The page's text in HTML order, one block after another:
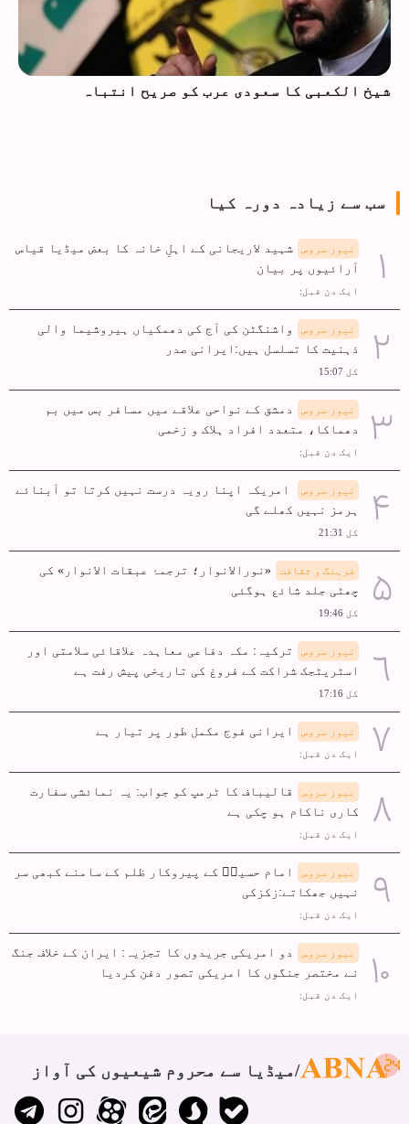
شیخ الکعبی کا سعودی عرب کو صریح انتباہ
سب سے زیادہ دورہ کیا
نیوز سروس
شہید لاریجانی کے اہلِ خانہ کا بعض میڈیا قیاس
آرائیوں پر بیان
ایک دن قبل:
نیوز سروس
واشنگٹن کی آج کی دھمکیاں ہیروشیما والی
ذہنیت کا تسلسل ہیں:ایرانی صدر
کل 15:07
نیوز سروس
دمشق کے نواحی علاقے میں مسافر بس میں بم
دھماکا، متعدد افراد ہلاک و زخمی
ایک دن قبل:
نیوز سروس
امریکہ اپنا رویہ درست نہیں کرتا تو آبنائے
ہرمز نہیں کھلے گی
کل 21:31
فرہنگ و ثقافت
«نورالانوار؛ ترجمۂ عبقات الانوار» کی
چھٹی جلد شائع ہوگئی
کل 19:46
نیوز سروس
ترکیہ: مکہ دفاعی معاہدہ علاقائی سلامتی اور
اسٹریٹجک شراکت کے فروغ کی تاریخی پیش رفت ہے
کل 17:16
نیوز سروس ایرانی فوج مکمل طور پر تیار ہے
ایک دن قبل:
نیوز سروس
قالیباف کا ٹرمپ کو جواب: یہ نمائشی سفارت
کاری ناکام ہو چکی ہے
ایک دن قبل:
نیوز سروس
امام حسینؑ کے پیروکار ظلم کے سامنے کبھی سر
نہیں جھکاتے:زکزکی
ایک دن قبل:
نیوز سروس
دو امریکی جریدوں کا تجزیہ: ایران کے خلاف جنگ
نے مختصر جنگوں کا امریکی تصور دفن کردیا
ایک دن قبل:
میڈیا سے محروم شیعیوں کی آواز